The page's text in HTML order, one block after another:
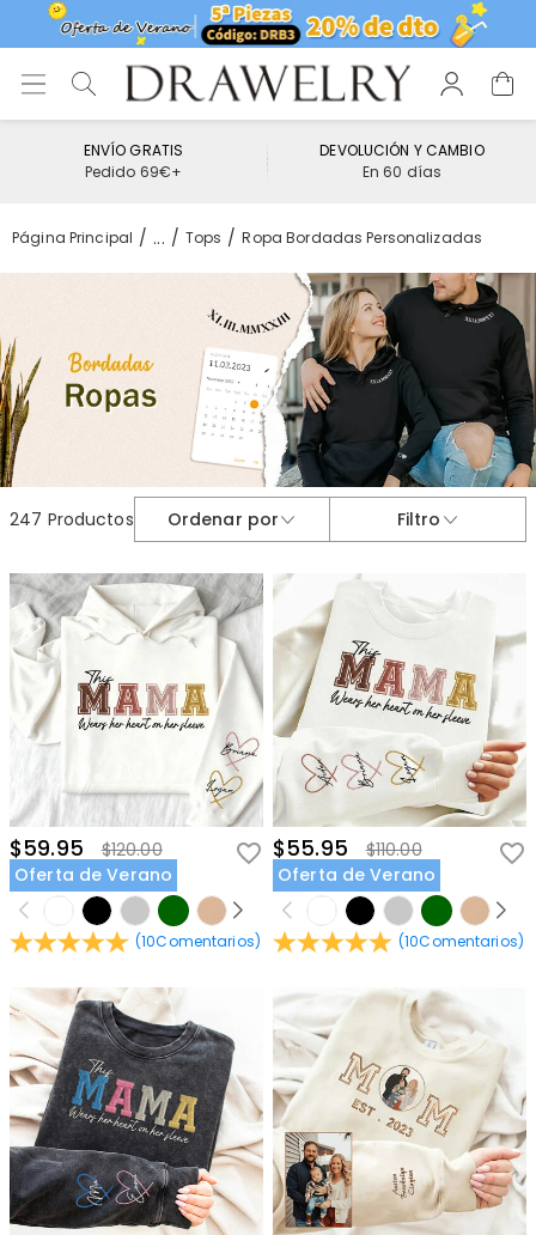
ENVÍO GRATIS
Pedido 69€+
DEVOLUCIÓN Y CAMBIO
En 60 días
Página Principal ... Tops Ropa Bordadas Personalizadas
247 Productos Ordenar por Filtro
$59.95
$120.00
Oferta de Verano
(10Comentarios)
$55.95
$110.00
Oferta de Verano
(10Comentarios)